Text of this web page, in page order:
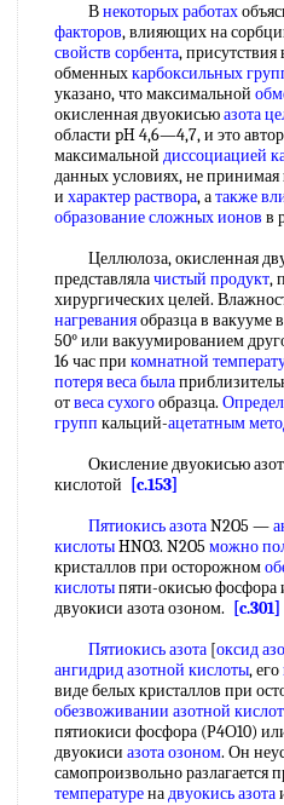
Внекоторых работах
факторов, влияющих на
свойств сорбента, присутствия
обменныхкарбоксильных
указано, что максимальной
окисленная двуокисьюазота
области pH 4,6—4,7, и это
максимальной диссоциацией
данных условиях, не
и характер раствора, атакже
образование сложных ионов в
Целлюлоза, окисленная
представлялачистый продукт,
хирургических целей.
нагреванияобразца в вакууме
50° или вакуумированием
16 час при комнатной
потеря весабыла
отвеса сухогообразца.
групп кальций-ацетатным
Окисление двуокисью
кислотой
[c.153]
Пятиокись азотаN2O5 —
кислотыHNO3. N2O5 можно
кристаллов при осторожном
кислотыпяти-окисью фосфора
двуокиси азота озоном.
[c.301]
Пятиокись азота [оксид
ангидрид азотной кислоты, его
виде белых кристаллов при
обезвоживании азотной
пятиокиси фосфора (Р4О10)
двуокиси азота озоном. Он
самопроизвольно разлагается
температуренадвуокись азота